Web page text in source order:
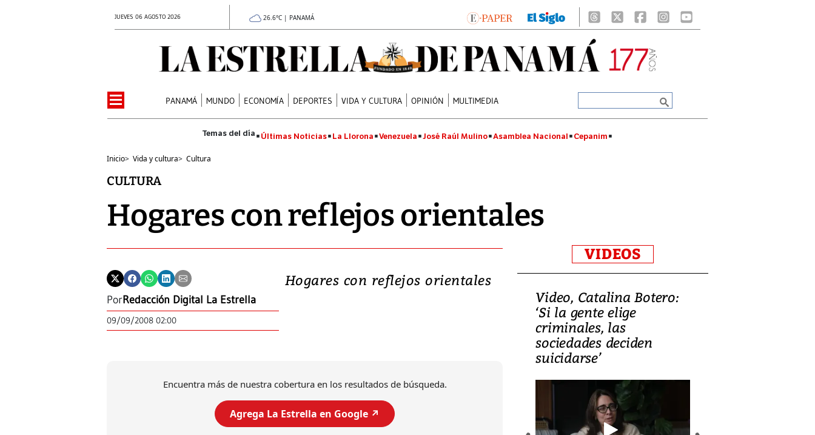
JUEVES 06 AGOSTO 2026 26.6°C | PANAMÁ
PANAMÁ MUNDO ECONOMÍA DEPORTES VIDA Y CULTURA OPINIÓN MULTIMEDIA
Últimas Noticias La Llorona Venezuela José Raúl Mulino Asamblea Nacional Cepanim
Inicio> Vida y cultura> Cultura
CULTURA
Hogares con reflejos orientales
PorRedacción Digital La Estrella
09/09/2008 02:00
Hogares con reflejos orientales
Encuentra más de nuestra cobertura en los resultados de búsqueda.
Agrega La Estrella en Google ↗️
VIDEOS
Video, Catalina Botero:
‘Si la gente elige
criminales, las
sociedades deciden
suicidarse’